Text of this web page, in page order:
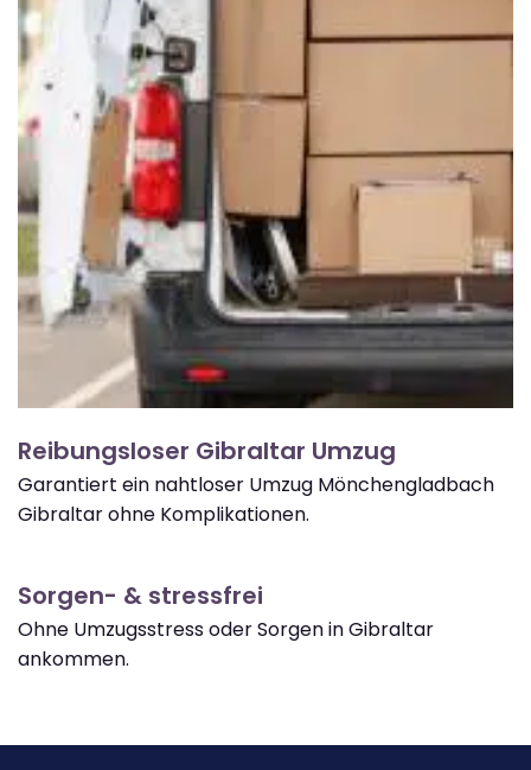
Reibungsloser Gibraltar Umzug
Garantiert ein nahtloser Umzug Mönchengladbach
Gibraltar ohne Komplikationen.
Sorgen- & stressfrei
Ohne Umzugsstress oder Sorgen in Gibraltar
ankommen.